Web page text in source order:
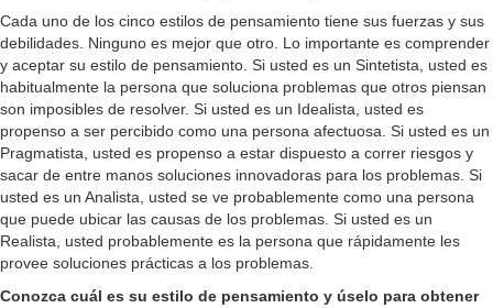
Cada uno de los cinco estilos de pensamiento tiene sus fuerzas y sus
debilidades. Ninguno es mejor que otro. Lo importante es comprender
y aceptar su estilo de pensamiento. Si usted es un Sintetista, usted es
habitualmente la persona que soluciona problemas que otros piensan
son imposibles de resolver. Si usted es un Idealista, usted es
propenso a ser percibido como una persona afectuosa. Si usted es un
Pragmatista, usted es propenso a estar dispuesto a correr riesgos y
sacar de entre manos soluciones innovadoras para los problemas. Si
usted es un Analista, usted se ve probablemente como una persona
que puede ubicar las causas de los problemas. Si usted es un
Realista, usted probablemente es la persona que rápidamente les
provee soluciones prácticas a los problemas.
Conozca cuál es su estilo de pensamiento y úselo para obtener